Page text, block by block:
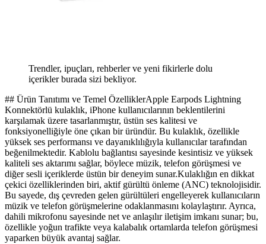
Trendler, ipuçları, rehberler ve yeni fikirlerle dolu
içerikler burada sizi bekliyor.
## Ürün Tanıtımı ve Temel ÖzelliklerApple Earpods Lightning
Konnektörlü kulaklık, iPhone kullanıcılarının beklentilerini
karşılamak üzere tasarlanmıştır, üstün ses kalitesi ve
fonksiyonelliğiyle öne çıkan bir üründür. Bu kulaklık, özellikle
yüksek ses performansı ve dayanıklılığıyla kullanıcılar tarafından
beğenilmektedir. Kablolu bağlantısı sayesinde kesintisiz ve yüksek
kaliteli ses aktarımı sağlar, böylece müzik, telefon görüşmesi ve
diğer sesli içeriklerde üstün bir deneyim sunar.Kulaklığın en dikkat
çekici özelliklerinden biri, aktif gürültü önleme (ANC) teknolojisidir.
Bu sayede, dış çevreden gelen gürültüleri engelleyerek kullanıcıların
müzik ve telefon görüşmelerine odaklanmasını kolaylaştırır. Ayrıca,
dahili mikrofonu sayesinde net ve anlaşılır iletişim imkanı sunar; bu,
özellikle yoğun trafikte veya kalabalık ortamlarda telefon görüşmesi
yaparken büyük avantaj sağlar.